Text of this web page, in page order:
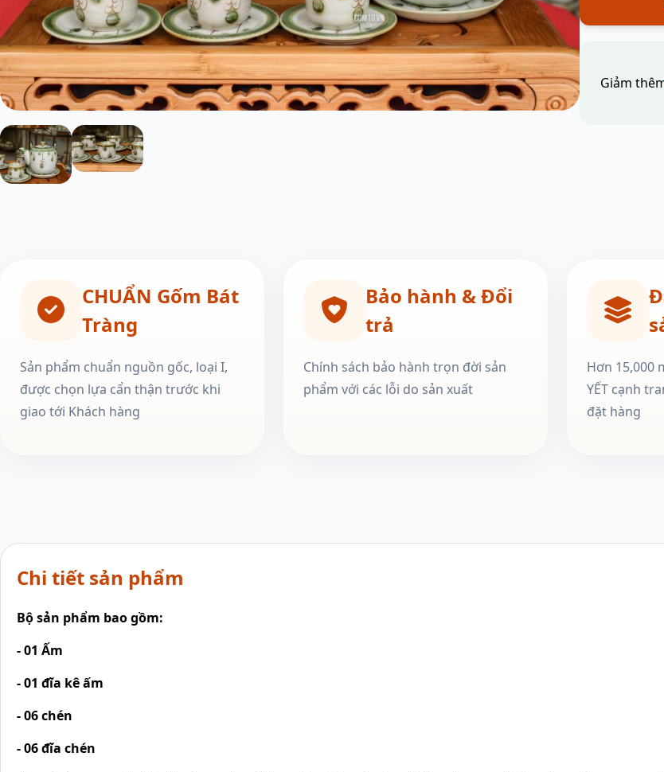
Giảm
CHUẨN Gốm Bát
Tràng
Sản phẩm chuẩn nguồn gốc, loại I,
được chọn lựa cẩn thận trước khi
giao tới Khách hàng
Bảo hành & Đổi
trả
Chính sách bảo hành trọn đời sản
phẩm với các lỗi do sản xuất
Hơn 15,000
YẾT cạnh
đặt hàng
Chi tiết sản phẩm
Bộ sản phẩm bao gồm:
- 01 Ấm
- 01 đĩa kê ấm
- 06 chén
- 06 đĩa chén